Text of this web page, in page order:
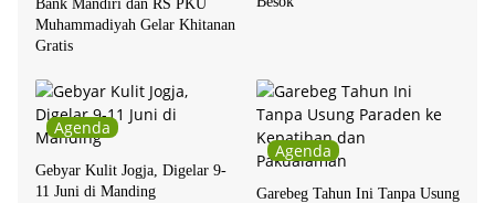
Bank Mandiri dan RS PKU
Muhammadiyah Gelar Khitanan
Gratis
Agenda
Gebyar Kulit Jogja, Digelar 9-
11 Juni di Manding
Agenda
Garebeg Tahun Ini Tanpa Usung